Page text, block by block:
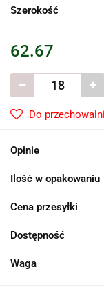
Szerokość
62.67
Do przechowalni
Opinie
Ilość w opakowaniu
Cena przesyłki
Dostępność
Waga